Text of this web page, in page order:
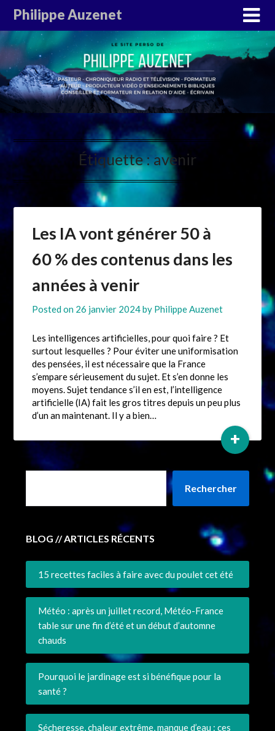
Philippe Auzenet
Étiquette :avenir
Les IA vont générer 50 à
60 % des contenus dans les
années à venir
Posted on 26 janvier 2024by Philippe Auzenet
Les intelligences artificielles, pour quoi faire ? Et
surtout lesquelles ? Pour éviter une uniformisation
des pensées, il est nécessaire que la France
s’empare sérieusement du sujet. Et s’en donne les
moyens. Sujet tendance s’il en est, l’intelligence
artificielle (IA) fait les gros titres depuis un peu plus
d’un an maintenant. Il y a bien…
+
Rechercher
BLOG // ARTICLES RÉCENTS
15 recettes faciles à faire avec du poulet cet été
Météo : après un juillet record, Météo-France
table sur une fin d’été et un début d’automne
chauds
Pourquoi le jardinage est si bénéfique pour la
santé ?
Sécheresse, chaleur extrême, manque d’eau : ces